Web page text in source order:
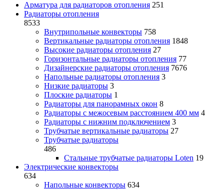
Арматура для радиаторов отопления 251
Радиаторы отопления
8533
Внутрипольные конвекторы 758
Вертикальные радиаторы отопления 1848
Высокие радиаторы отопления 27
Горизонтальные радиаторы отопления 77
Дизайнерские радиаторы отопления 7676
Напольные радиаторы отопления 3
Низкие радиаторы 3
Плоские радиаторы 1
Радиаторы для панорамных окон 8
Радиаторы с межосевым расстоянием 400 мм 4
Радиаторы с нижним подключением 3
Трубчатые вертикальные радиаторы 27
Трубчатые радиаторы
486
Cтальные трубчатые радиаторы Loten 19
Электрические конвекторы
634
Напольные конвекторы 634